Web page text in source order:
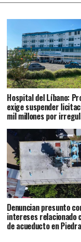
Hospital del Líbano:
exige suspender
mil millones por
Denuncian presunto
intereses relacionado
de acueducto en